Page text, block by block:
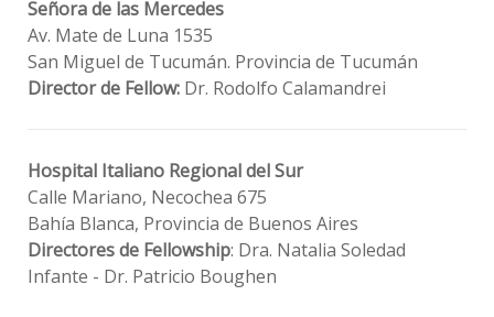
Señora de las Mercedes
Av. Mate de Luna 1535
San Miguel de Tucumán. Provincia de Tucumán
Director de Fellow: Dr. Rodolfo Calamandrei
Hospital Italiano Regional del Sur
Calle Mariano, Necochea 675
Bahía Blanca, Provincia de Buenos Aires
Directores de Fellowship: Dra. Natalia Soledad
Infante - Dr. Patricio Boughen